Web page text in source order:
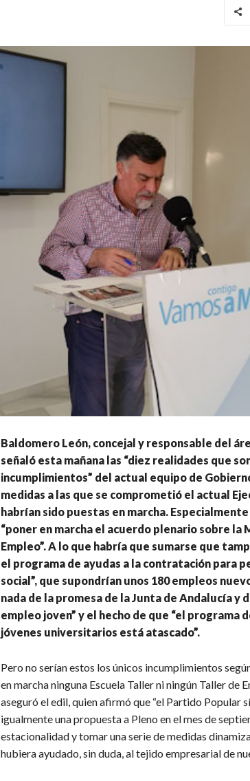
Baldomero León, concejal y responsable del
señaló esta mañana las “diez realidades que
incumplimientos” del actual equipo de
medidas a las que se comprometió el actual
habrían sido puestas en marcha.
“poner en marcha el acuerdo plenario sobre la
Empleo”. A lo que habría que sumarse que
el programa de ayudas a la contratación para
social”, que supondrían unos 180 empleos
nada de la promesa de la Junta de Andalucía
empleo joven” y el hecho de que “el programa
jóvenes universitarios está atascado”.
Pero no serían estos los únicos incumplimientos
en marcha ninguna Escuela Taller ni ningún Taller de
aseguró el edil, quien afirmó que “el Partido Popular
igualmente una propuesta a Pleno en el mes de
estacionalidad y tomar una serie de medidas
hubiera ayudado, sin duda, al tejido empresarial de